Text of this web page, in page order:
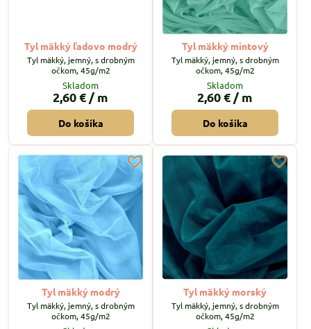
Tyl mäkký ľadovo modrý
Tyl mäkký, jemný, s drobným
očkom, 45g/m2
Skladom
2,60 € / m
Do košíka
Tyl mäkký mintový
Tyl mäkký, jemný, s drobným
očkom, 45g/m2
Skladom
2,60 € / m
Do košíka
Tyl mäkký modrý
Tyl mäkký, jemný, s drobným
očkom, 45g/m2
Tyl mäkký morský
Tyl mäkký, jemný, s drobným
očkom, 45g/m2